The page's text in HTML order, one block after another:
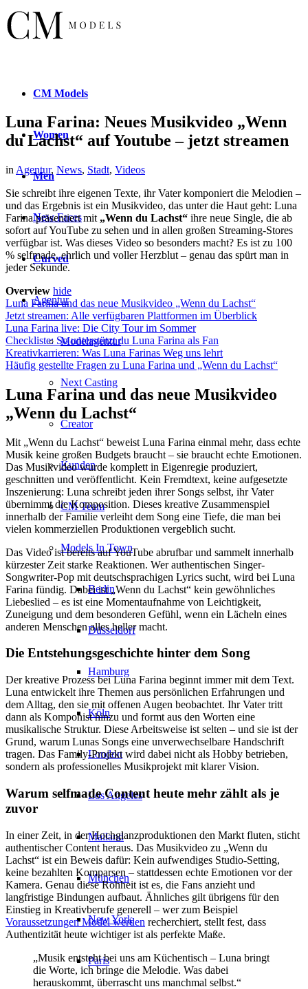
CM Models
Women
Men
NewFaces
Curved
Agentur
Modelagentur
Next Casting
Creator
Kunden
CM Team
Models In Town
Berlin
Düsseldorf
Hamburg
Köln
London
Los Angeles
Mailand
München
New York
Paris
Luna Farina: Neues Musikvideo „Wenn
du Lachst“ auf Youtube – jetzt streamen
in Agentur, News, Stadt, Videos
Sie schreibt ihre eigenen Texte, ihr Vater komponiert die Melodien –
und das Ergebnis ist ein Musikvideo, das unter die Haut geht: Luna
Farina präsentiert mit „Wenn du Lachst“ ihre neue Single, die ab
sofort auf YouTube zu sehen und in allen großen Streaming-Stores
verfügbar ist. Was dieses Video so besonders macht? Es ist zu 100
% selfmade, ehrlich und voller Herzblut – genau das spürt man in
jeder Sekunde.
Overview hide
Luna Farina und das neue Musikvideo „Wenn du Lachst“
Jetzt streamen: Alle verfügbaren Plattformen im Überblick
Luna Farina live: Die City Tour im Sommer
Checkliste: So unterstützt du Luna Farina als Fan
Kreativkarrieren: Was Luna Farinas Weg uns lehrt
Häufig gestellte Fragen zu Luna Farina und „Wenn du Lachst“
Luna Farina und das neue Musikvideo
„Wenn du Lachst“
Mit „Wenn du Lachst“ beweist Luna Farina einmal mehr, dass echte
Musik keine großen Budgets braucht – sie braucht echte Emotionen.
Das Musikvideo wurde komplett in Eigenregie produziert,
geschnitten und veröffentlicht. Kein Fremdtext, keine aufgesetzte
Inszenierung: Luna schreibt jeden ihrer Songs selbst, ihr Vater
übernimmt die Komposition. Dieses kreative Zusammenspiel
innerhalb der Familie verleiht dem Song eine Tiefe, die man bei
vielen kommerziellen Produktionen vergeblich sucht.
Das Video ist bereits auf YouTube abrufbar und sammelt innerhalb
kürzester Zeit starke Reaktionen. Wer authentischen Singer-
Songwriter-Pop mit deutschsprachigen Lyrics sucht, wird bei Luna
Farina fündig. Dabei ist „Wenn du Lachst“ kein gewöhnliches
Liebeslied – es ist eine Momentaufnahme von Leichtigkeit,
Zuneigung und dem besonderen Gefühl, wenn ein Lächeln eines
anderen Menschen alles heller macht.
Die Entstehungsgeschichte hinter dem Song
Der kreative Prozess bei Luna Farina beginnt immer mit dem Text.
Luna entwickelt ihre Themen aus persönlichen Erfahrungen und
dem Alltag, den sie mit offenen Augen beobachtet. Ihr Vater tritt
dann als Komponist hinzu und formt aus den Worten eine
musikalische Struktur. Diese Arbeitsweise ist selten – und sie ist der
Grund, warum Lunas Songs eine unverwechselbare Handschrift
tragen. Das Family-Projekt wird dabei nicht als Hobby betrieben,
sondern als professionelles Musikprojekt mit klarer Vision.
Warum selfmade Content heute mehr zählt als je
zuvor
In einer Zeit, in der Hochglanzproduktionen den Markt fluten, sticht
authentischer Content heraus. Das Musikvideo zu „Wenn du
Lachst“ ist ein Beweis dafür: Kein aufwendiges Studio-Setting,
keine bezahlten Komparsen – stattdessen echte Emotionen vor der
Kamera. Genau diese Rohheit ist es, die Fans anzieht und
langfristige Bindungen aufbaut. Ähnliches gilt übrigens für den
Einstieg in Kreativberufe generell – wer zum Beispiel
Voraussetzungen Model werden recherchiert, stellt fest, dass
Authentizität heute wichtiger ist als perfekte Maße.
„Musik entsteht bei uns am Küchentisch – Luna bringt
die Worte, ich bringe die Melodie. Was dabei
herauskommt, überrascht uns manchmal selbst.“